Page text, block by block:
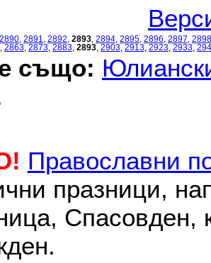
2890 2891 2892 2893 2894 2895 2896 2897 2898
2863 2873 2883 2893 2903 2913 2923 2933
също:
Православни
празници,
Спасовден,